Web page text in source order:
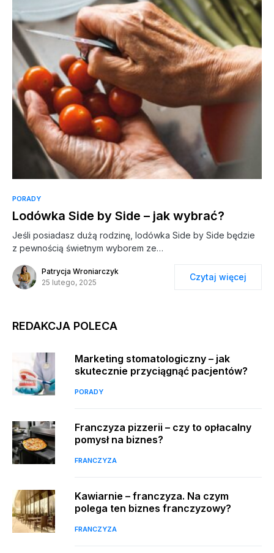
PORADY
Lodówka Side by Side – jak wybrać?
Jeśli posiadasz dużą rodzinę, lodówka Side by Side będzie
z pewnością świetnym wyborem ze…
Patrycja Wroniarczyk
25 lutego, 2025
Czytaj więcej
REDAKCJA POLECA
Marketing stomatologiczny – jak
skutecznie przyciągnąć pacjentów?
PORADY
Franczyza pizzerii – czy to opłacalny
pomysł na biznes?
FRANCZYZA
Kawiarnie – franczyza. Na czym
polega ten biznes franczyzowy?
FRANCZYZA